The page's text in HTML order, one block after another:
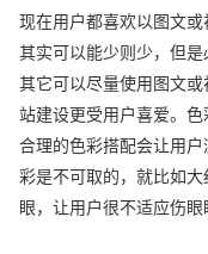
现在用户都喜欢以图文
其实可以能少则少，但是
其它可以尽量使用图文
站建设更受用户喜爱。色
合理的色彩搭配会让用
彩是不可取的，就比如
眼，让用户很不适应伤眼